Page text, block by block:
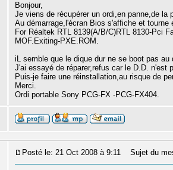
Bonjour,
Je viens de récupérer un ordi,en panne,de
Au démarrage,l'écran Bios s'affiche et tourne
For Réaltek RTL 8139(A/B/C)RTL 8130-Pci
MOF.Exiting-PXE.ROM.
iL semble que le dique dur ne se boot pas
J'ai essayé de réparer,refus car le D.D. n'est
Puis-je faire une réinstallation,au risque de
Merci.
Ordi portable Sony PCG-FX -PCG-FX404.
Posté le: 21 Oct 2008 à 9:11 Sujet du